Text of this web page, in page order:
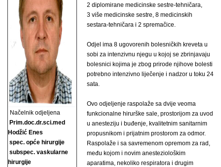
Načelnik odjeljena
Prim.doc.dr.sci.med
Hodžić Enes
spec. opće hirurgije
subspec. vaskularne
hirurgije
2 diplomirane medicinske sestre-tehničara,
3 više medicinske sestre, 8 medicinskih
sestara-tehničara i 2 spremačice.
Odjel ima 8 ugovorenih bolesničkih kreveta u
sobi za intenzivnu njegu u kojoj se zbrinjavaju
bolesnici kojima je zbog prirode njihove bolesti
potrebno intenzivno liječenje i nadzor u toku 24
sata.
Ovo odjeljenje raspolaže sa dvije veoma
funkcionalne hirurške sale, prostorijom za uvod
u anesteziju i buđenje, kvalitetnim sanitarnim
propusnikom i prijatnim prostorom za odmor.
Raspolaže i sa savremenom opremom za rad,
među kojom i novim anesteziološkim
aparatima, nekoliko respiratora i drugim